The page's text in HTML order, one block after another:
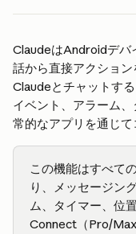
ClaudeはAndroidデバ
話から直接アクション
Claudeとチャットす
イベント、アラーム
常的なアプリを通じて
この機能はすべて
り、メッセージン
ム、タイマー、位
Connect（Pro/